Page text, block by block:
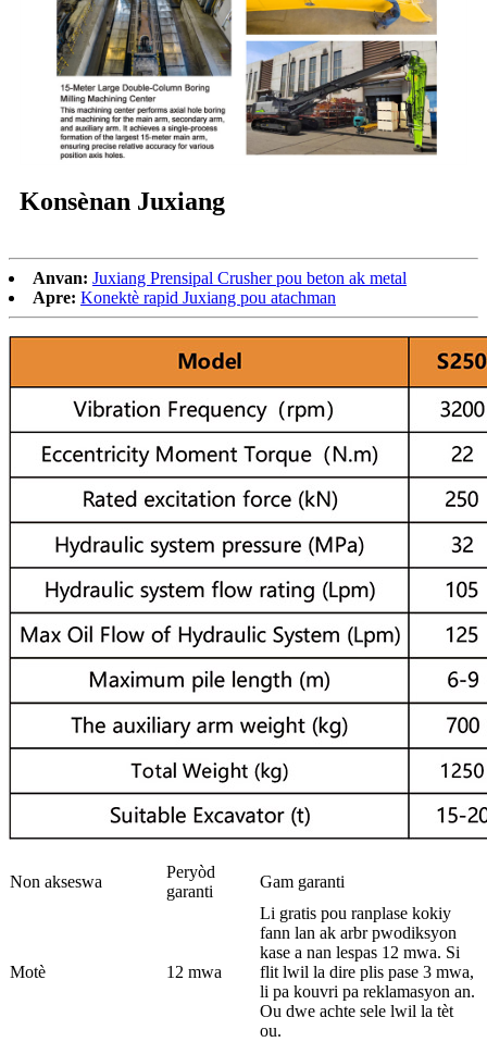
Konsènan Juxiang
Anvan: Juxiang Prensipal Crusher pou beton ak metal
Apre: Konektè rapid Juxiang pou atachman
Non akseswa
Peryòd
garanti
Gam garanti
Motè 12 mwa
Li gratis pou ranplase kokiy
fann lan ak arbr pwodiksyon
kase a nan lespas 12 mwa. Si
flit lwil la dire plis pase 3 mwa,
li pa kouvri pa reklamasyon an.
Ou dwe achte sele lwil la tèt
ou.